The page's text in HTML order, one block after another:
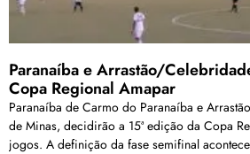
Paranaíba e Arrastão/
Copa Regional Amapar
Paranaíba de Carmo do Paranaíba e
de Minas, decidirão a 15ª edição da Copa
jogos. A definição da fase semifinal